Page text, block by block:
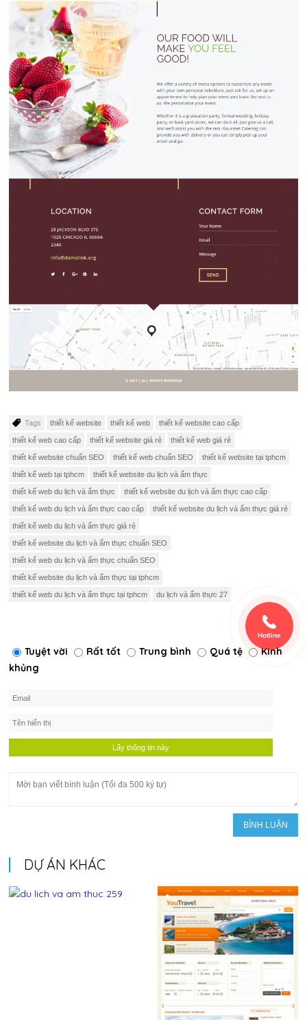
Tags thiết kế website thiết kế web thiết kế website cao cấp
thiết kế web cao cấp thiết kế website giá rẻ thiết kế web giá rẻ
thiết kế website chuẩn SEO thiết kế web chuẩn SEO thiết kế website tại tphcm
thiết kế web tại tphcm thiết kế website du lịch và ẩm thực
thiết kế web du lịch và ẩm thực thiết kế website du lịch và ẩm thực cao cấp
thiết kế web du lịch và ẩm thực cao cấp thiết kế website du lịch và ẩm thực giá rẻ
thiết kế web du lịch và ẩm thực giá rẻ
thiết kế website du lịch và ẩm thực chuẩn SEO
thiết kế web du lịch và ẩm thực chuẩn SEO
thiết kế website du lịch và ẩm thực tại tphcm
thiết kế web du lịch và ẩm thực tại tphcm du lịch và ẩm thực 27
Tuyệt vời Rất tốt Trung bình Quá tệ
Kinh
khủng
DỰ ÁN KHÁC
Hotline